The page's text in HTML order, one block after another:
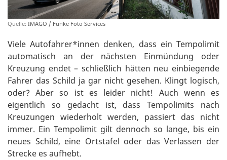
Quelle: IMAGO / Funke Foto Services
Viele Autofahrer*innen denken, dass ein Tempolimit
automatisch an der nächsten Einmündung oder
Kreuzung endet – schließlich hätten neu einbiegende
Fahrer das Schild ja gar nicht gesehen. Klingt logisch,
oder? Aber so ist es leider nicht! Auch wenn es
eigentlich so gedacht ist, dass Tempolimits nach
Kreuzungen wiederholt werden, passiert das nicht
immer. Ein Tempolimit gilt dennoch so lange, bis ein
neues Schild, eine Ortstafel oder das Verlassen der
Strecke es aufhebt.